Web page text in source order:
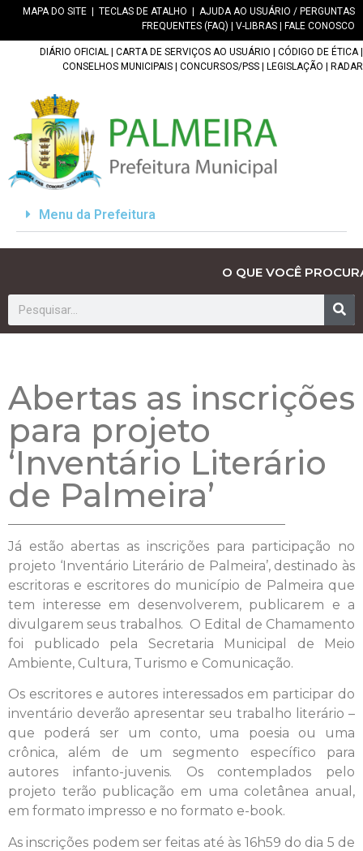
MAPA DO SITE TECLAS DE ATALHO
AJUDA AO USUÁRIO / PERGUNTAS
FREQUENTES (FAQ)
V-LIBRAS FALE CONOSCO
DIÁRIO OFICIAL CARTA DE SERVIÇOS AO USUÁRIO CÓDIGO DE ÉTICA|
CONSELHOS MUNICIPAIS
CONCURSOS/PSS LEGISLAÇÃO RADAR
Menu da Prefeitura
O QUE VOCÊ
Abertas as inscrições
para projeto
‘Inventário Literário
de Palmeira’
Já estão abertas as inscrições para participação no
projeto ‘Inventário Literário de Palmeira’, destinado às
escritoras e escritores do município de Palmeira que
tem interesse em desenvolverem, publicarem e a
divulgarem seus trabalhos. O Edital de Chamamento
foi publicado pela Secretaria Municipal de Meio
Ambiente, Cultura, Turismo e Comunicação.
Os escritores e autores interessados em participar do
inventário deverão apresentar seu trabalho literário –
que poderá ser um conto, uma poesia ou uma
crônica, além de um segmento específico para
autores infanto-juvenis. Os contemplados pelo
projeto terão publicação em uma coletânea anual,
em formato impresso e no formato e-book.
As inscrições podem ser feitas até às 16h59 do dia 5 de